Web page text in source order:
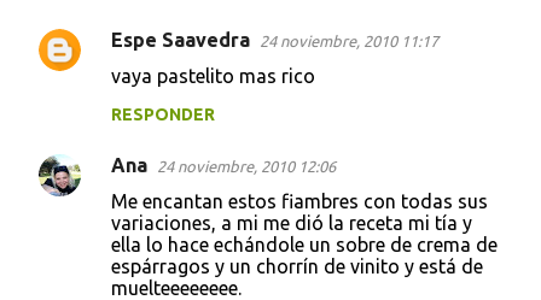
Espe Saavedra 24 noviembre, 2010 11:17
vaya pastelito mas rico
RESPONDER
Ana 24 noviembre, 2010 12:06
Me encantan estos fiambres con todas sus
variaciones, a mi me dió la receta mi tía y
ella lo hace echándole un sobre de crema de
espárragos y un chorrín de vinito y está de
muelteeeeeeee.